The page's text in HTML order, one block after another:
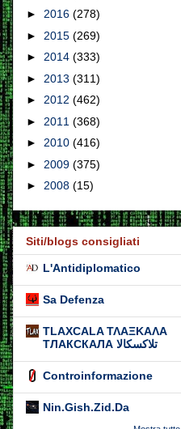
► 2016 (278)
► 2015 (269)
► 2014 (333)
► 2013 (311)
► 2012 (462)
► 2011 (368)
► 2010 (416)
► 2009 (375)
► 2008 (15)
Siti/blogs consigliati
L'Antidiplomatico
Sa Defenza
TLAXCALA ΤΛΑΞΚΑΛΑ
ТЛАКСКАЛА تلاكسكالا
Controinformazione
Nin.Gish.Zid.Da